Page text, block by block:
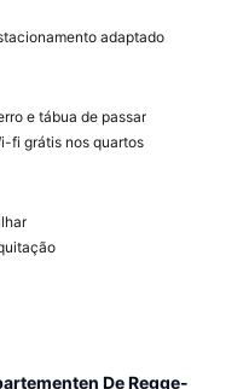
adaptado
e tábua de passar
fi grátis nos quartos
De Regge-